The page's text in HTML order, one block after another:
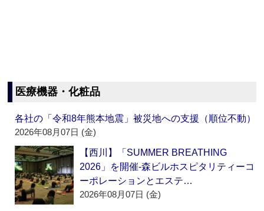
医療機器・化粧品
各社の「令和8年熊本地震」被災地への支援（順位不動）
2026年08月07日 (金)
【西川】「SUMMER BREATHING
2026」を開催‐森ビルホスピタリティーコ
ーポレーションとエステ…
2026年08月07日 (金)